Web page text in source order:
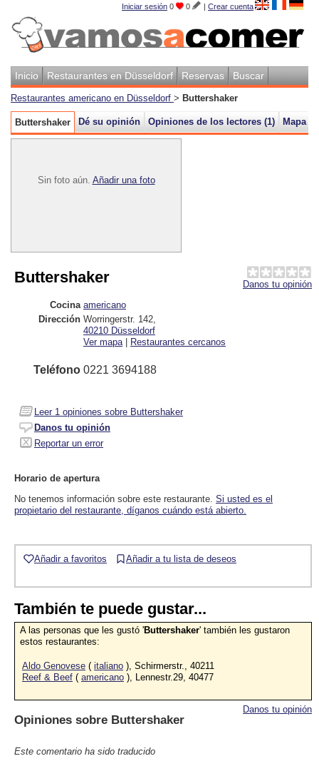
Iniciar sesión 0 0 | Crear cuenta
Inicio Restaurantes en Düsseldorf Reservas Buscar
Restaurantes americano en Düsseldorf > Buttershaker
Buttershaker Dé su opinión Opiniones de los lectores (1) Mapa
Sin foto aún. Añadir una foto
Danos tu opinión
Buttershaker
Cocina americano
Dirección Worringerstr. 142
40210 Düsseldorf
Ver mapa | Restaurantes cercanos
Teléfono 0221 3694188
Leer 1 opiniones sobre Buttershaker
Danos tu opinión
Reportar un error
Horario de apertura
No tenemos información sobre este restaurante. Si usted es el
propietario del restaurante, díganos cuándo está abierto.
Añadir a favoritos Añadir a tu lista de deseos
También te puede gustar...
A las personas que les gustó 'Buttershaker' también les gustaron
estos restaurantes:
Aldo Genovese ( italiano ), Schirmerstr., 40211
Reef & Beef ( americano ), Lennestr.29, 40477
Danos tu opinión
Opiniones sobre Buttershaker
Este comentario ha sido traducido